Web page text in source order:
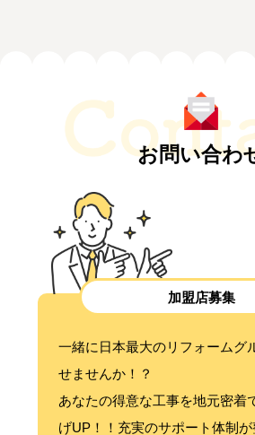
お問い合わ
加盟店募集
一緒に日本最大のリフォームグ
せませんか！？
あなたの得意な工事を地元密着
げUP！！充実のサポート体制